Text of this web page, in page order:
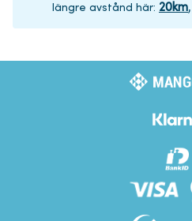
längre avstånd här: 20km,